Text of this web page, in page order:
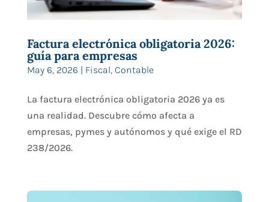
Factura electrónica obligatoria 2026:
guía para empresas
May 6, 2026 | Fiscal, Contable
La factura electrónica obligatoria 2026 ya es
una realidad. Descubre cómo afecta a
empresas, pymes y autónomos y qué exige el RD
238/2026.